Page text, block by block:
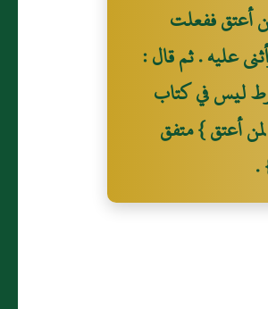
أعتق ففعلت
عليه . ثم قال :
ليس في كتاب
أعتق } متفق
.